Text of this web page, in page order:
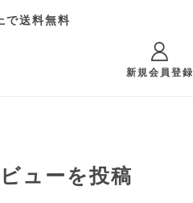
送料無料
新規会員登録
ューを投稿